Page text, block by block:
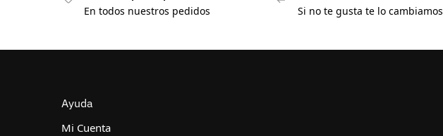
En todos nuestros pedidos
Si no te gusta te lo cambiamos
Ayuda
Mi Cuenta